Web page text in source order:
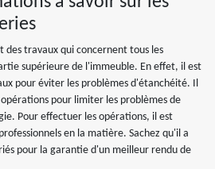
des travaux qui concernent tous les
supérieure de l'immeuble. En effet, il est
pour éviter les problèmes d'étanchéité. Il
pour limiter les problèmes de
Pour effectuer les opérations, il est
en la matière. Sachez qu'il a
pour la garantie d'un meilleur rendu de